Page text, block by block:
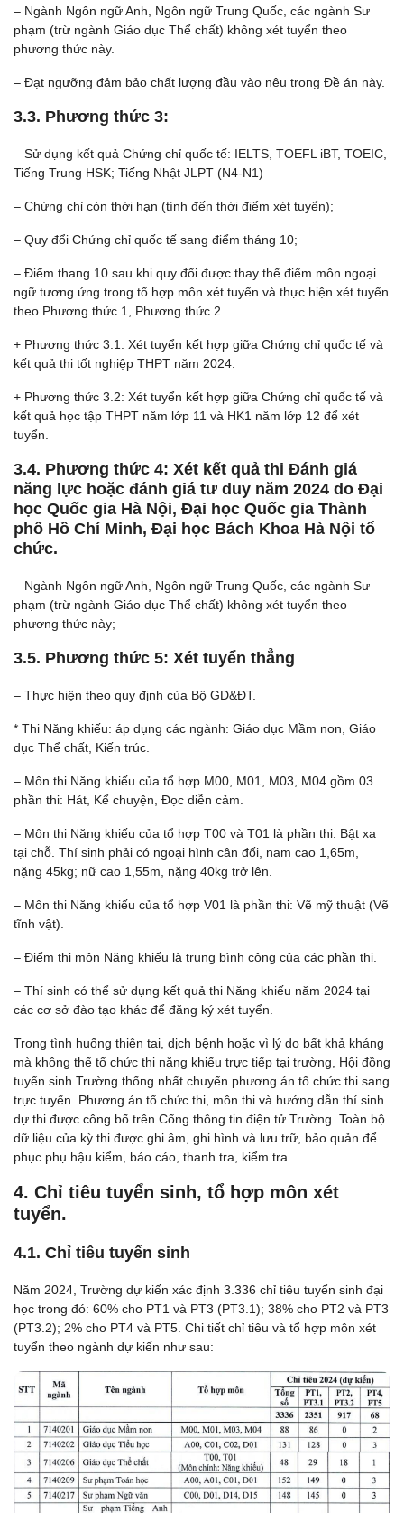
– Ngành Ngôn ngữ Anh, Ngôn ngữ Trung Quốc, các ngành Sư
phạm (trừ ngành Giáo dục Thể chất) không xét tuyển theo
phương thức này.
– Đạt ngưỡng đảm bảo chất lượng đầu vào nêu trong Đề án này.
3.3. Phương thức 3:
– Sử dụng kết quả Chứng chỉ quốc tế: IELTS, TOEFL iBT, TOEIC,
Tiếng Trung HSK; Tiếng Nhật JLPT (N4-N1)
– Chứng chỉ còn thời hạn (tính đến thời điểm xét tuyển);
– Quy đổi Chứng chỉ quốc tế sang điểm tháng 10;
– Điểm thang 10 sau khi quy đổi được thay thế điểm môn ngoại
ngữ tương ứng trong tổ hợp môn xét tuyển và thực hiện xét tuyển
theo Phương thức 1, Phương thức 2.
+ Phương thức 3.1: Xét tuyển kết hợp giữa Chứng chỉ quốc tế và
kết quả thi tốt nghiệp THPT năm 2024.
+ Phương thức 3.2: Xét tuyển kết hợp giữa Chứng chỉ quốc tế và
kết quả học tập THPT năm lớp 11 và HK1 năm lớp 12 để xét
tuyển.
3.4. Phương thức 4: Xét kết quả thi Đánh giá
năng lực hoặc đánh giá tư duy năm 2024 do Đại
học Quốc gia Hà Nội, Đại học Quốc gia Thành
phố Hồ Chí Minh, Đại học Bách Khoa Hà Nội tổ
chức.
– Ngành Ngôn ngữ Anh, Ngôn ngữ Trung Quốc, các ngành Sư
phạm (trừ ngành Giáo dục Thể chất) không xét tuyển theo
phương thức này;
3.5. Phương thức 5: Xét tuyển thẳng
– Thực hiện theo quy định của Bộ GD&ĐT.
* Thi Năng khiếu: áp dụng các ngành: Giáo dục Mầm non, Giáo
dục Thể chất, Kiến trúc.
– Môn thi Năng khiếu của tổ hợp M00, M01, M03, M04 gồm 03
phần thi: Hát, Kể chuyện, Đọc diễn cảm.
– Môn thi Năng khiếu của tổ hợp T00 và T01 là phần thi: Bật xa
tại chỗ. Thí sinh phải có ngoại hình cân đối, nam cao 1,65m,
nặng 45kg; nữ cao 1,55m, nặng 40kg trở lên.
– Môn thi Năng khiếu của tổ hợp V01 là phần thi: Vẽ mỹ thuật (Vẽ
tĩnh vật).
– Điểm thi môn Năng khiếu là trung bình cộng của các phần thi.
– Thí sinh có thể sử dụng kết quả thi Năng khiếu năm 2024 tại
các cơ sở đào tạo khác để đăng ký xét tuyển.
Trong tình huống thiên tai, dịch bệnh hoặc vì lý do bất khả kháng
mà không thể tổ chức thi năng khiếu trực tiếp tại trường, Hội đồng
tuyển sinh Trường thống nhất chuyển phương án tổ chức thi sang
trực tuyến. Phương án tổ chức thi, môn thi và hướng dẫn thí sinh
dự thi được công bố trên Cổng thông tin điện tử Trường. Toàn bộ
dữ liệu của kỳ thi được ghi âm, ghi hình và lưu trữ, bảo quản để
phục phụ hậu kiểm, báo cáo, thanh tra, kiểm tra.
4. Chỉ tiêu tuyển sinh, tổ hợp môn xét
tuyển.
4.1. Chỉ tiêu tuyển sinh
Năm 2024, Trường dự kiến xác định 3.336 chỉ tiêu tuyển sinh đại
học trong đó: 60% cho PT1 và PT3 (PT3.1); 38% cho PT2 và PT3
(PT3.2); 2% cho PT4 và PT5. Chi tiết chỉ tiêu và tổ hợp môn xét
tuyển theo ngành dự kiến như sau: